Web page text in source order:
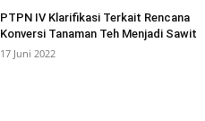
PTPN IV Klarifikasi Terkait Rencana
Konversi Tanaman Teh Menjadi Sawit
17 Juni 2022